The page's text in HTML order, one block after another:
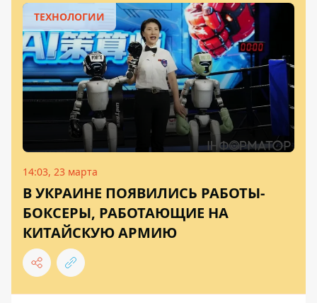
ТЕХНОЛОГИИ
14:03, 23 марта
В УКРАИНЕ ПОЯВИЛИСЬ РАБОТЫ-
БОКСЕРЫ, РАБОТАЮЩИЕ НА
КИТАЙСКУЮ АРМИЮ